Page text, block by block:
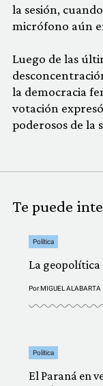
la sesión,
micrófono aún
Luego de las
la democracia
votación
poderosos de la
Te puede
Política
La geopolítica
PorMIGUEL ALABARTA
Política
El Paraná en